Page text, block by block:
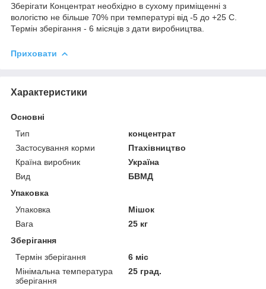
Зберігати Концентрат необхідно в сухому приміщенні з
вологістю не більше 70% при температурі від -5 до +25 С.
Термін зберігання - 6 місяців з дати виробництва.
Приховати
Характеристики
Основні
Тип
концентрат
Застосування корми
Птахівництво
Країна виробник
Україна
Вид
БВМД
Упаковка
Упаковка
Мішок
Вага
25 кг
Зберігання
Термін зберігання
6 міс
Мінімальна температура
зберігання
25 град.